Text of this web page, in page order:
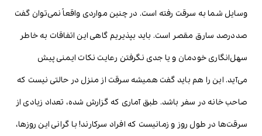
وسایل شما به سرقت رفته است. در چنین مواردی واقعاً نمی‌توان گفت
صددرصد سارق مقصر است. باید بپذیریم گاهی این اتفاقات به خاطر
سهل‌انگاری خودمان و یا جدی نگرفتن رعایت نکات ایمنی پیش
می‌آید. این را هم باید گفت همیشه سرقت از منزل در حالتی نیست که
صاحب خانه در سفر باشد. طبق آماری که گزارش شده، تعداد زیادی از
سرقت‌ها در طول روز و زمانیست که افراد سرکارند! با گرانی این روز‌ها،